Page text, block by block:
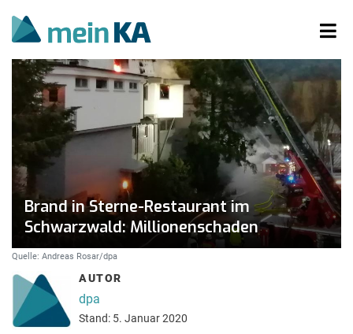
Brand in Sterne-Restaurant im
Schwarzwald: Millionenschaden
Quelle: Andreas Rosar/dpa
AUTOR
dpa
Stand: 5. Januar 2020